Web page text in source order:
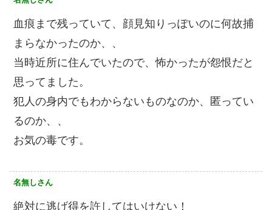
血痕まで残っていて、顔見知りっぽいのに何故捕
まらなかったのか、、
当時近所に住んでいたので、怖かったが怨恨だと
思ってました。
犯人の身内でもわからないものなのか、匿ってい
るのか、、
お気の毒です。
名無しさん
絶対に逃げ得を許してはいけない！